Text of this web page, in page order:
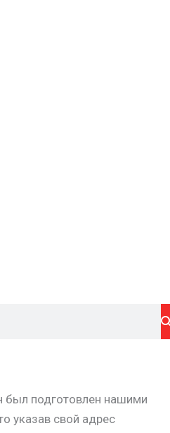
был подготовлен нашими
указав свой адрес